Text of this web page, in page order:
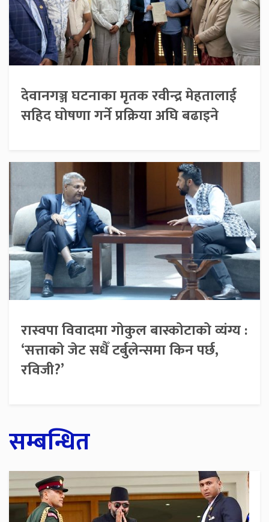
देवानगञ्ज घटनाका मृतक रवीन्द्र मेहतालाई
सहिद घोषणा गर्ने प्रक्रिया अघि बढाइने
रास्वपा विवादमा गोकुल बास्कोटाको व्यंग्य :
‘सत्ताको जेट सधैँ टर्बुलेन्समा किन पर्छ,
रविजी?’
सम्बन्धित